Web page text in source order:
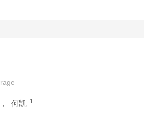
， 何凯 1